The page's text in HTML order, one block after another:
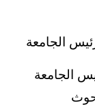
الجامعة
الجامعة